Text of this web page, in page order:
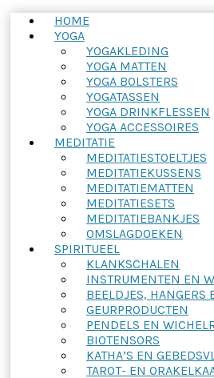
HOME
YOGA
YOGAKLEDING
YOGA MATTEN
YOGA BOLSTERS
YOGATASSEN
YOGA DRINKFLESSEN
YOGA ACCESSOIRES
MEDITATIE
MEDITATIESTOELTJES
MEDITATIEKUSSENS
MEDITATIEMATTEN
MEDITATIESETS
MEDITATIEBANKJES
OMSLAGDOEKEN
SPIRITUEEL
KLANKSCHALEN
INSTRUMENTEN EN
BEELDJES, HANGERS
GEURPRODUCTEN
PENDELS EN
BIOTENSORS
KATHA’S EN
TAROT- EN